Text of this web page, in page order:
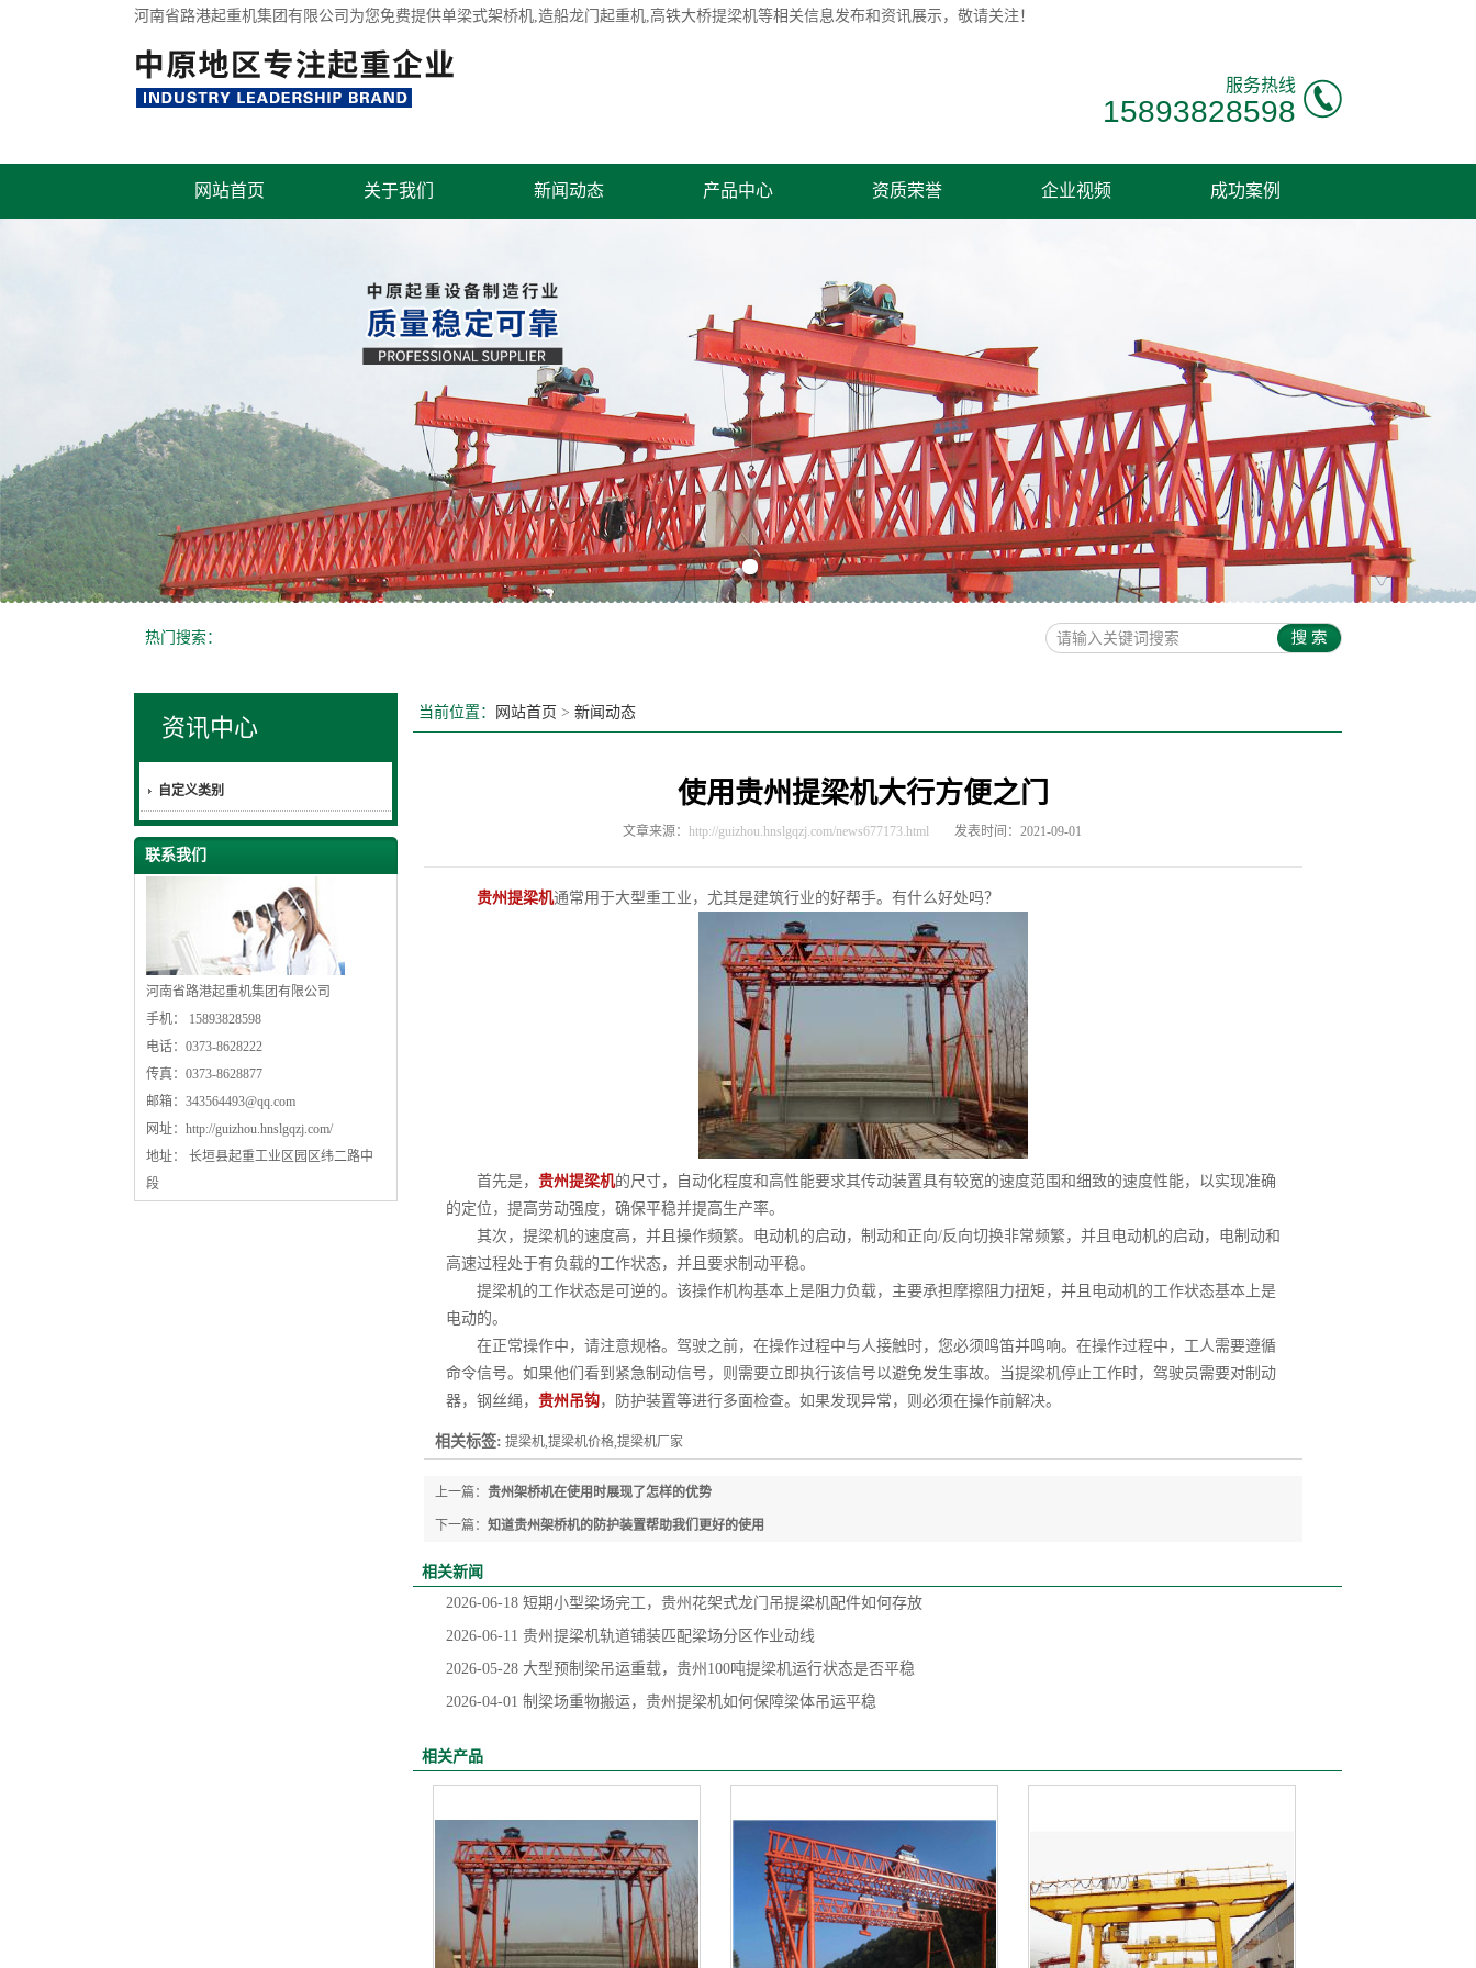
河南省路港起重机集团有限公司为您免费提供单梁式架桥机,造船龙门起重机,高铁大桥提梁机等相关信息发布和资讯展示，敬请关注！
服务热线
15893828598
网站首页 关于我们 新闻动态 产品中心 资质荣誉 企业视频 成功案例
热门搜索：
资讯中心
自定义类别
联系我们
河南省路港起重机集团有限公司
手机： 15893828598
电话：0373-8628222
传真：0373-8628877
邮箱： 343564493@qq.com
网址： http://guizhou.hnslgqzj.com/
地址： 长垣县起重工业区园区纬二路中
段
当前位置： 网站首页 > 新闻动态
使用贵州提梁机大行方便之门
文章来源： http://guizhou.hnslgqzj.com/news677173.html 发表时间：2021-09-01
贵州提梁机通常用于大型重工业，尤其是建筑行业的好帮手。有什么好处吗？
首先是， 贵州提梁机的尺寸，自动化程度和高性能要求其传动装置具有较宽的速度范围和细致的速度性能，以实现准确
的定位，提高劳动强度，确保平稳并提高生产率。
其次，提梁机的速度高，并且操作频繁。电动机的启动，制动和正向/反向切换非常频繁，并且电动机的启动，电制动和
高速过程处于有负载的工作状态，并且要求制动平稳。
提梁机的工作状态是可逆的。该操作机构基本上是阻力负载，主要承担摩擦阻力扭矩，并且电动机的工作状态基本上是
电动的。
在正常操作中，请注意规格。驾驶之前，在操作过程中与人接触时，您必须鸣笛并鸣响。在操作过程中，工人需要遵循
命令信号。如果他们看到紧急制动信号，则需要立即执行该信号以避免发生事故。当提梁机停止工作时，驾驶员需要对制动
器，钢丝绳， 贵州吊钩，防护装置等进行多面检查。如果发现异常，则必须在操作前解决。
相关标签: 提梁机,提梁机价格,提梁机厂家
上一篇： 贵州架桥机在使用时展现了怎样的优势
下一篇： 知道贵州架桥机的防护装置帮助我们更好的使用
相关新闻
2026-06-18 短期小型梁场完工，贵州花架式龙门吊提梁机配件如何存放
2026-06-11 贵州提梁机轨道铺装匹配梁场分区作业动线
2026-05-28 大型预制梁吊运重载，贵州100吨提梁机运行状态是否平稳
2026-04-01 制梁场重物搬运，贵州提梁机如何保障梁体吊运平稳
相关产品